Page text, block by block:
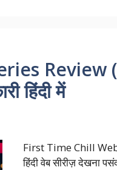
Review
हिंदी में
First Time Chill
हिंदी वेब सीरीज़ देखना